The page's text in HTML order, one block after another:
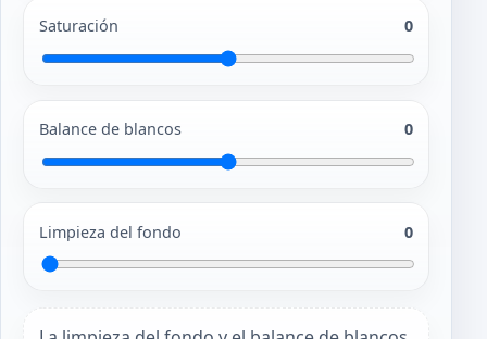
Saturación 0
Balance de blancos 0
Limpieza del fondo 0